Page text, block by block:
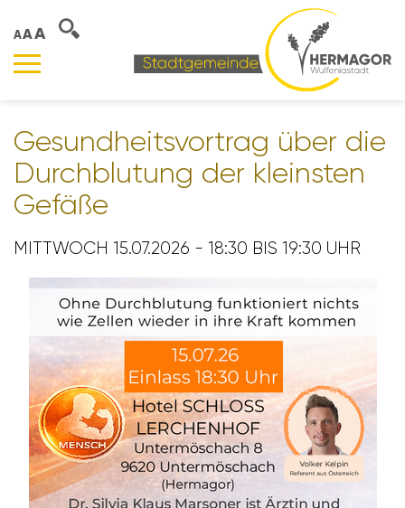
AAA
Gesund­heits­vor­trag über die
Durch­blu­tung der kleinsten
Gefäße
MITTWOCH 15.07.2026 - 18:30 BIS 19:30 UHR